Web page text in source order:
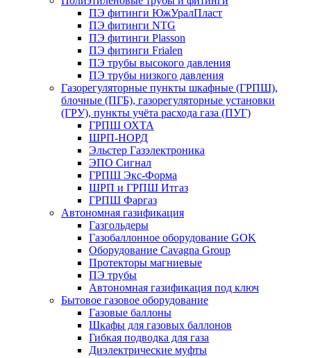
ПЭ фитинги ЮжУралПласт
ПЭ фитинги NTG
ПЭ фитинги Plasson
ПЭ фитинги Frialen
ПЭ трубы высокого давления
ПЭ трубы низкого давления
Газорегуляторные пункты шкафные (ГРПШ),
блочные (ПГБ), газорегуляторные установки
(ГРУ), пункты учёта расхода газа (ПУГ)
ГРПШ ОХТА
ШРП-НОРД
Эльстер Газэлектроника
ЭПО Сигнал
ГРПШ Экс-Форма
ШРП и ГРПШ Итгаз
ГРПШ Фаргаз
Автономная газификация
Газгольдеры
Газобаллонное оборудование GOK
Оборудование Cavagna Group
Протекторы магниевые
ПЭ трубы
Автономная газификация под ключ
Бытовое газовое оборудование
Газовые баллоны
Шкафы для газовых баллонов
Гибкая подводка для газа
Диэлектрические муфты